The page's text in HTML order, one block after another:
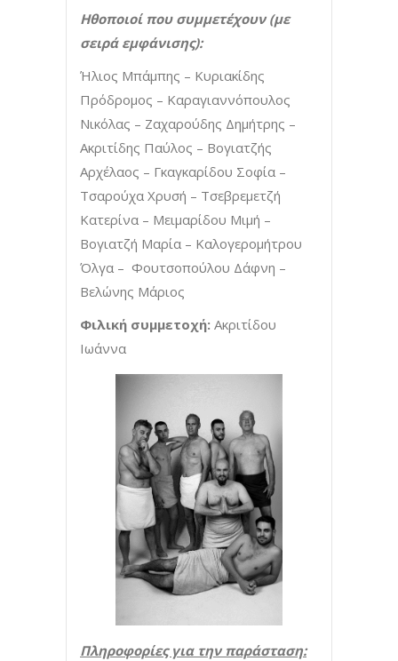
Ηθοποιοί που συμμετέχουν (με
σειρά εμφάνισης):
Ήλιος Μπάμπης – Κυριακίδης
Πρόδρομος – Καραγιαννόπουλος
Νικόλας – Ζαχαρούδης Δημήτρης –
Ακριτίδης Παύλος – Βογιατζής
Αρχέλαος – Γκαγκαρίδου Σοφία –
Τσαρούχα Χρυσή – Τσεβρεμετζή
Κατερίνα – Μειμαρίδου Μιμή –
Βογιατζή Μαρία – Καλογερομήτρου
Όλγα – Φουτσοπούλου Δάφνη –
Βελώνης Μάριος
Φιλική συμμετοχή: Ακριτίδου
Ιωάννα
Πληροφορίες για την παράσταση: